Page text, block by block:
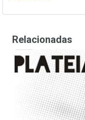
Relacionadas